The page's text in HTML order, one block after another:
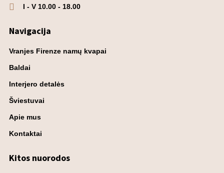
I - V 10.00 - 18.00
Navigacija
Vranjes Firenze namų kvapai
Baldai
Interjero detalės
Šviestuvai
Apie mus
Kontaktai
Kitos nuorodos